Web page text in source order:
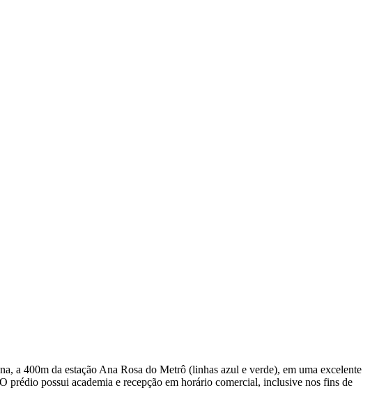
a 400m da estação Ana Rosa do Metrô (linhas azul e verde), em uma excelente
prédio possui academia e recepção em horário comercial, inclusive nos fins de